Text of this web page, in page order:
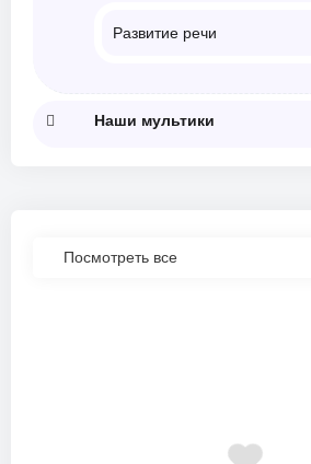
Развитие речи
Наши мультики
Посмотреть все